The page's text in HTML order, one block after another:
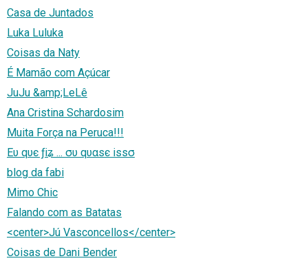
Casa de Juntados
Luka Luluka
Coisas da Naty
É Mamão com Açúcar
JuJu &amp;LeLê
Ana Cristina Schardosim
Muita Força na Peruca!!!
Eυ qυє ƒiʑ ... συ qυαsє issσ
blog da fabi
Mimo Chic
Falando com as Batatas
<center>Jú Vasconcellos</center>
Coisas de Dani Bender